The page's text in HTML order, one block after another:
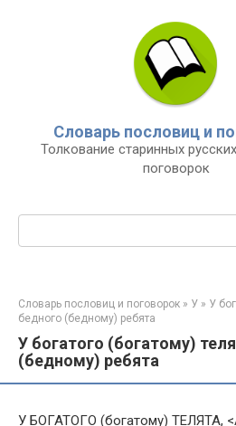
Словарь пословиц и
Толкование старинных
поговорок
Словарь пословиц и поговорок » У » У
бедного (бедному) ребята
У богатого (богатому)
(бедному) ребята
У БОГАТОГО (богатому) ТЕЛЯТА,